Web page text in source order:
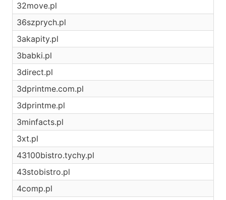
32move.pl
36szprych.pl
3akapity.pl
3babki.pl
3direct.pl
3dprintme.com.pl
3dprintme.pl
3minfacts.pl
3xt.pl
43100bistro.tychy.pl
43stobistro.pl
4comp.pl